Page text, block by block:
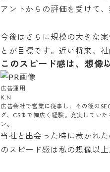
アントからの評価を受けて
今後はさらに規模の大きな
とが目標です。近い将来、
このスピード感は、想像
広告運用
K.N
広告会社で営業に従事し、その後の
グ、CSまで幅広く経験。充実してい
ン。
当社と出会った時に惹かれ
のスピード感は私の想像以